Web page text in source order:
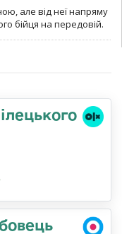
але від неї напряму
бійця на передовій.